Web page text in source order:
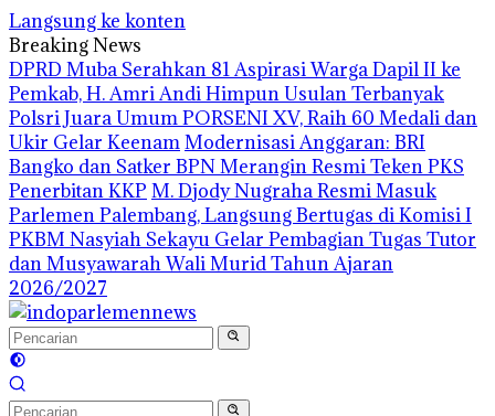
Langsung ke konten
Breaking News
DPRD Muba Serahkan 81 Aspirasi Warga Dapil II ke
Pemkab, H. Amri Andi Himpun Usulan Terbanyak
Polsri Juara Umum PORSENI XV, Raih 60 Medali dan
Ukir Gelar KeenamModernisasi Anggaran: BRI
Bangko dan Satker BPN Merangin Resmi Teken PKS
Penerbitan KKP M. Djody Nugraha Resmi Masuk
Parlemen Palembang, Langsung Bertugas di Komisi I
PKBM Nasyiah Sekayu Gelar Pembagian Tugas Tutor
dan Musyawarah Wali Murid Tahun Ajaran
2026/2027